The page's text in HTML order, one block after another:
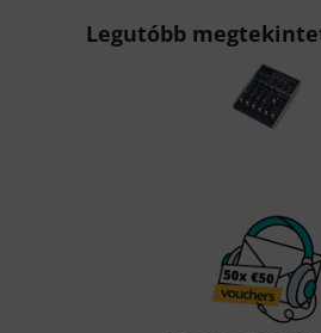
Legutóbb